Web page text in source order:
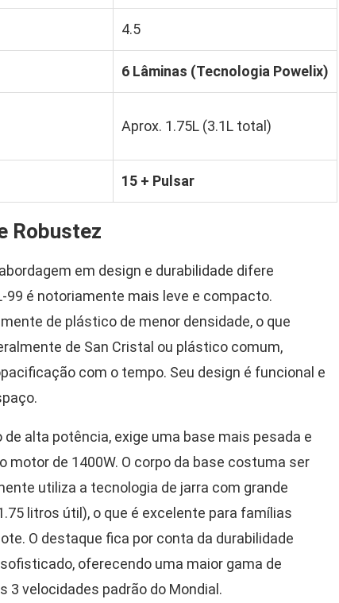
4.5
6 Lâminas (Tecnologia Powelix)
Aprox. 1.75L (3.1L total)
15 + Pulsar
Robustez
em design e durabilidade difere
99 é notoriamente mais leve e compacto.
de plástico de menor densidade, o que
de San Cristal ou plástico comum,
com o tempo. Seu design é funcional e
alta potência, exige uma base mais pesada e
motor de 1400W. O corpo da base costuma ser
utiliza a tecnologia de jarra com grande
litros útil), o que é excelente para famílias
O destaque fica por conta da durabilidade
oferecendo uma maior gama de
3 velocidades padrão do Mondial.